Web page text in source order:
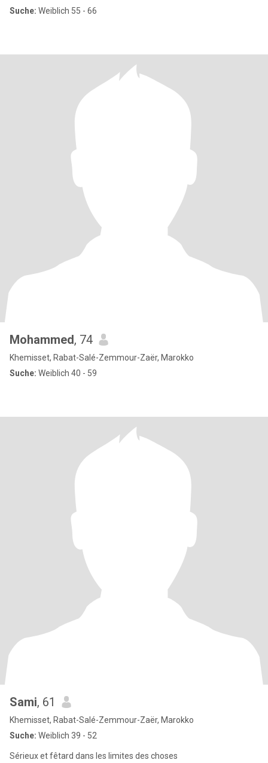
Suche: Weiblich 55 - 66
Mohammed, 74
Khemisset, Rabat-Salé-Zemmour-Zaër, Marokko
Suche: Weiblich 40 - 59
Sami, 61
Khemisset, Rabat-Salé-Zemmour-Zaër, Marokko
Suche: Weiblich 39 - 52
Sérieux et fêtard dans les limites des choses